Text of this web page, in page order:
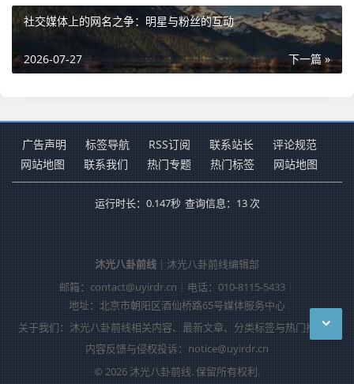
社交媒体上的网名之争：明星与粉丝的互动
下一篇 »
2026-07-27
广告声明 标签导航 RSS订阅 联系站长
评论规范
网站地图
联系我们 热门专题 热门标签 网站地图
运行时长：0.147秒 查询信息：13 次
沐光八卦前线｜沐光八卦前线编辑部
邮箱：contact@uyirdr.cn｜电话：010-8115-5433｜
地址：北京市朝阳区酒仙桥路65号媒体服务中心
关于我们：沐光八卦前线相关内容、最新文章、分类标签与热门推荐。
内容反馈与侵权投诉：notice@uyirdr.cn
© 2026 沐光八卦前线. 保留所有权利.